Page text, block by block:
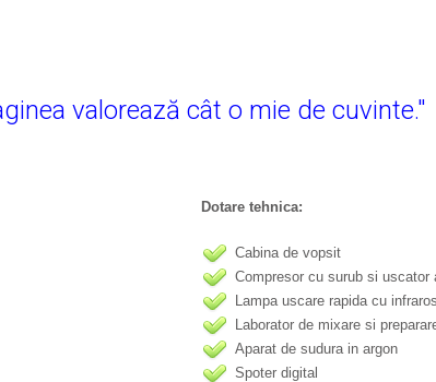
valorează cât o mie de cuvinte."
Dotare tehnica:
Cabina de vopsit
Compresor cu surub si uscator
Lampa uscare rapida cu
Laborator de mixare si
Aparat de sudura in argon
Spoter digital